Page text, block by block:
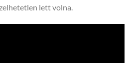
lett volna.